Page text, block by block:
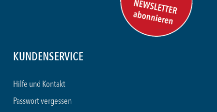
KUNDENSERVICE
Hilfe und Kontakt
Passwort vergessen